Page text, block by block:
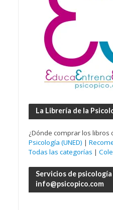
La Librería de la
¿Dónde comprar los libros
Psicología (UNED) |
Todas las categorías |
Servicios de
info@psicopico.com